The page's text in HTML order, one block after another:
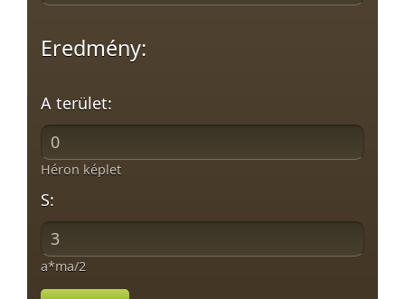
Eredmény:
A terület:
Héron képlet
S:
a*ma/2